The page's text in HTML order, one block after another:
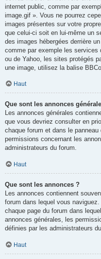
internet public, comme par
image.gif ». Vous ne pourrez
images présentes sur votre
que celui-ci soit en lui-même un
des images hébergées derrière
comme par exemple les services
ou de Yahoo, les sites protégés
une image, utilisez la balise
Haut
Que sont les annonces
Les annonces générales
que vous devriez consulter en
chaque forum et dans le panneau
permissions concernant les
administrateurs du forum.
Haut
Que sont les annonces ?
Les annonces contiennent
forum dans lequel vous
chaque page du forum dans
annonces générales, les
définies par les administrateurs
Haut